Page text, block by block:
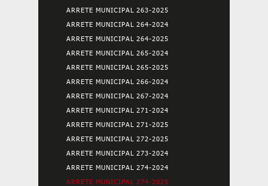
ARRETE MUNICIPAL 263-2025
ARRETE MUNICIPAL 264-2024
ARRETE MUNICIPAL 264-2025
ARRETE MUNICIPAL 265-2024
ARRETE MUNICIPAL 265-2025
ARRETE MUNICIPAL 266-2024
ARRETE MUNICIPAL 267-2024
ARRETE MUNICIPAL 271-2024
ARRETE MUNICIPAL 271-2025
ARRETE MUNICIPAL 272-2025
ARRETE MUNICIPAL 273-2024
ARRETE MUNICIPAL 274-2024
ARRETE MUNICIPAL 274-2025